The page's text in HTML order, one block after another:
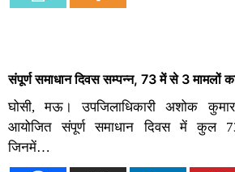
संपूर्ण समाधान दिवस सम्पन्न, 73 में से 3 मामलों
घोसी, मऊ। उपजिलाधिकारी अशोक
आयोजित संपूर्ण समाधान दिवस में कुल
जिनमें…